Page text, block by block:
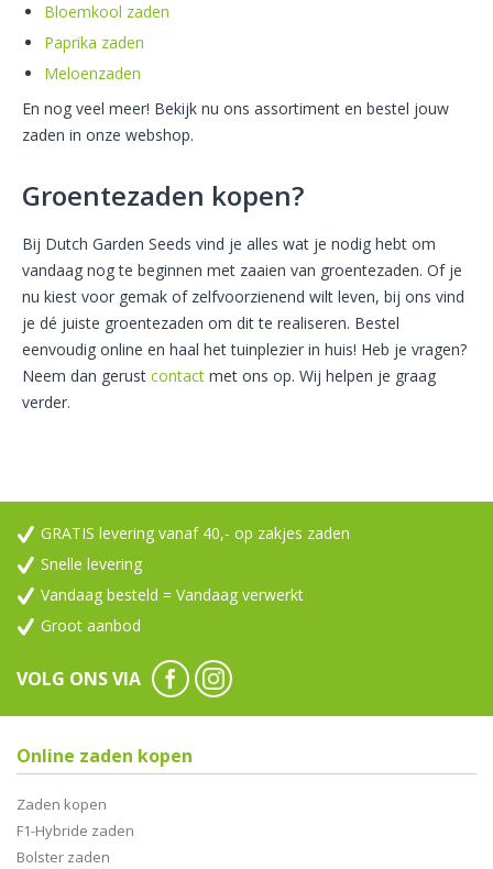
Bloemkool zaden
Paprika zaden
Meloenzaden
En nog veel meer! Bekijk nu ons assortiment en bestel jouw
zaden in onze webshop.
Groentezaden kopen?
Bij Dutch Garden Seeds vind je alles wat je nodig hebt om
vandaag nog te beginnen met zaaien van groentezaden. Of je
nu kiest voor gemak of zelfvoorzienend wilt leven, bij ons vind
je dé juiste groentezaden om dit te realiseren. Bestel
eenvoudig online en haal het tuinplezier in huis! Heb je vragen?
Neem dan gerust contact met ons op. Wij helpen je graag
verder.
GRATIS levering vanaf 40,- op zakjes zaden
Snelle levering
Vandaag besteld = Vandaag verwerkt
Groot aanbod
VOLG ONS VIA
Online zaden kopen
Zaden kopen
F1-Hybride zaden
Bolster zaden